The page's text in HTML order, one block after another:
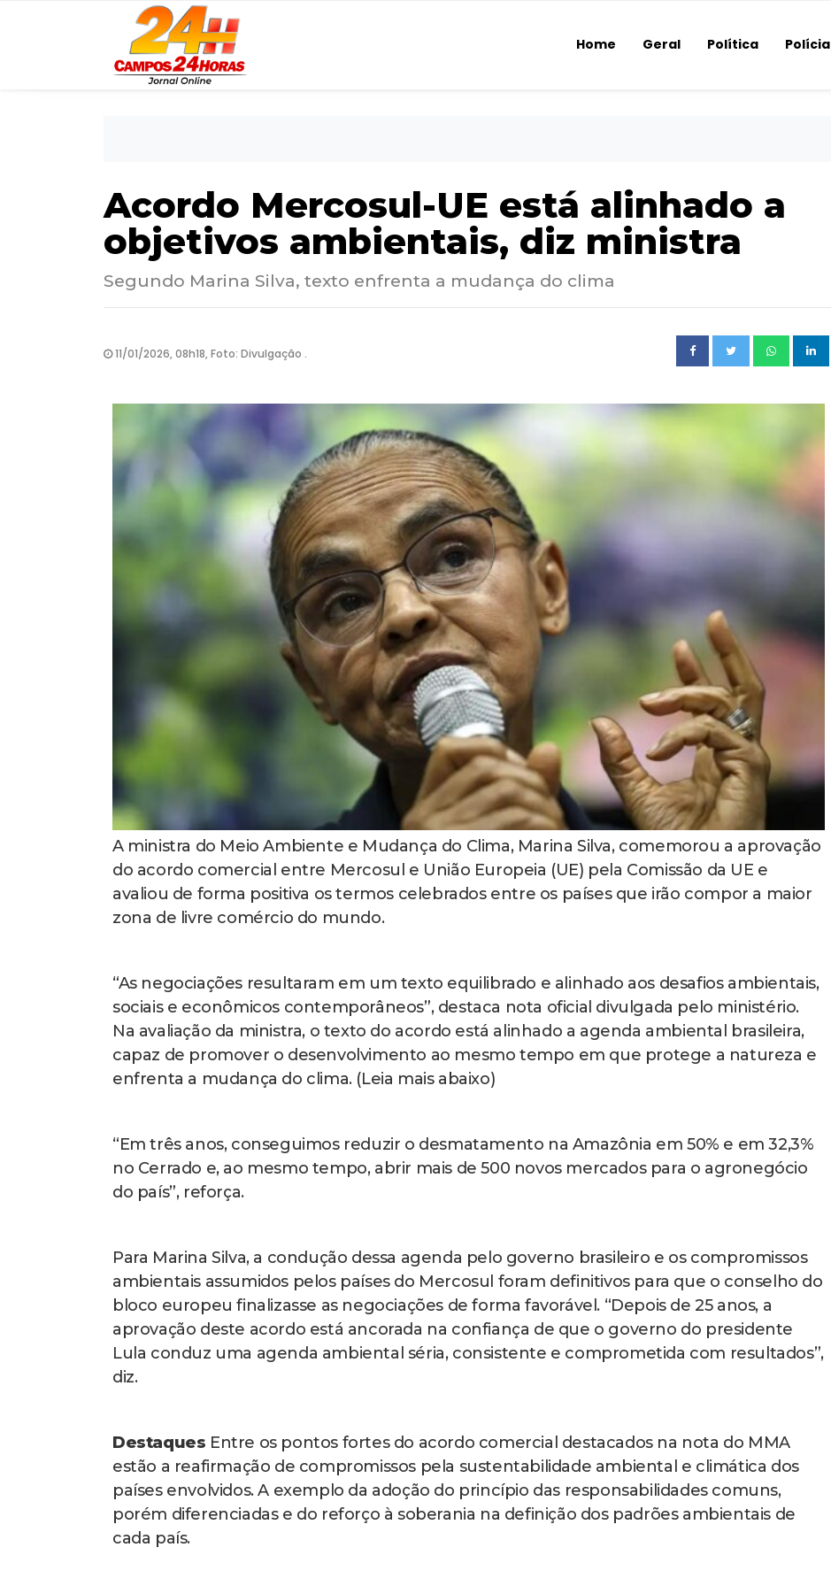
Home Geral Política Polícia
Acordo Mercosul-UE está alinhado a
objetivos ambientais, diz ministra
Segundo Marina Silva, texto enfrenta a mudança do clima
11/01/2026, 08h18, Foto: Divulgação .
A ministra do Meio Ambiente e Mudança do Clima, Marina Silva, comemorou a aprovação
do acordo comercial entre Mercosul e União Europeia (UE) pela Comissão da UE e
avaliou de forma positiva os termos celebrados entre os países que irão compor a maior
zona de livre comércio do mundo.
“As negociações resultaram em um texto equilibrado e alinhado aos desafios ambientais,
sociais e econômicos contemporâneos”, destaca nota oficial divulgada pelo ministério.
Na avaliação da ministra, o texto do acordo está alinhado a agenda ambiental brasileira,
capaz de promover o desenvolvimento ao mesmo tempo em que protege a natureza e
enfrenta a mudança do clima. (Leia mais abaixo)
“Em três anos, conseguimos reduzir o desmatamento na Amazônia em 50% e em 32,3%
no Cerrado e, ao mesmo tempo, abrir mais de 500 novos mercados para o agronegócio
do país”, reforça.
Para Marina Silva, a condução dessa agenda pelo governo brasileiro e os compromissos
ambientais assumidos pelos países do Mercosul foram definitivos para que o conselho do
bloco europeu finalizasse as negociações de forma favorável. “Depois de 25 anos, a
aprovação deste acordo está ancorada na confiança de que o governo do presidente
Lula conduz uma agenda ambiental séria, consistente e comprometida com resultados”,
diz.
Destaques Entre os pontos fortes do acordo comercial destacados na nota do MMA
estão a reafirmação de compromissos pela sustentabilidade ambiental e climática dos
países envolvidos. A exemplo da adoção do princípio das responsabilidades comuns,
porém diferenciadas e do reforço à soberania na definição dos padrões ambientais de
cada país.